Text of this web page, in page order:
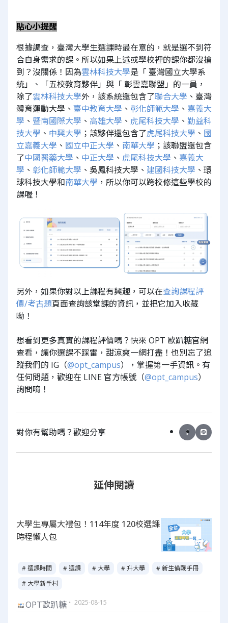
貼心小提醒
根據調查，臺灣大學生選課時最在意的，就是選不到符
合自身需求的課。所以如果上述或學校裡的課你都沒搶
到？沒關係！因為雲林科技大學是「 臺灣國立大學系
統」、「五校教育夥伴」與「 彰雲嘉聯盟」的一員，
除了雲林科技大學外，該系統還包含了聯合大學 、臺灣
體育運動大學、 臺中教育大學 、 彰化師範大學 、 嘉義大
學 、 暨南國際大學 、 高雄大學 、 虎尾科技大學 、 勤益科
技大學 、 中興大學 ；該夥伴還包含了虎尾科技大學 、 國
立嘉義大學 、 國立中正大學 、 南華大學 ；該聯盟還包含
了中國醫藥大學 、 中正大學 、 虎尾科技大學 、 嘉義大
學 、 彰化師範大學 、吳鳳科技大學、 建國科技大學 、環
球科技大學和南華大學 ，所以你可以跨校修這些學校的
課喔！
另外，如果你對以上課程有興趣，可以在查詢課程評
價/考古題頁面查詢該堂課的資訊，並把它加入收藏
呦！
想看到更多真實的課程評價嗎？快來 OPT 歐趴糖官網
查看，讓你選課不踩雷，甜涼爽一網打盡！也別忘了追
蹤我們的 IG（@opt_campus），掌握第一手資訊。有
任何問題，歡迎在 LINE 官方帳號（@opt_campus）
詢問唷！
對你有幫助嗎？歡迎分享
延伸閱讀
大學生專屬大禮包！114年度 120校選課
時程懶人包
# 選課時間 # 選課 # 大學 # 升大學
# 新生備戰手冊
# 大學新手村
OPT歐趴糖 ・ 2025-08-15